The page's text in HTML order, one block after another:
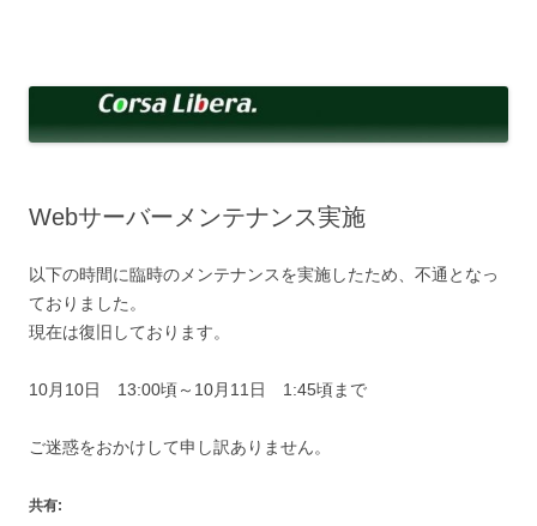
へ
ッ
Webサーバーメンテナンス実施
以下の時間に臨時のメンテナンスを実施したため、不通となっ
ておりました。
現在は復旧しております。
10月10日 13:00頃～10月11日 1:45頃まで
ご迷惑をおかけして申し訳ありません。
共有: